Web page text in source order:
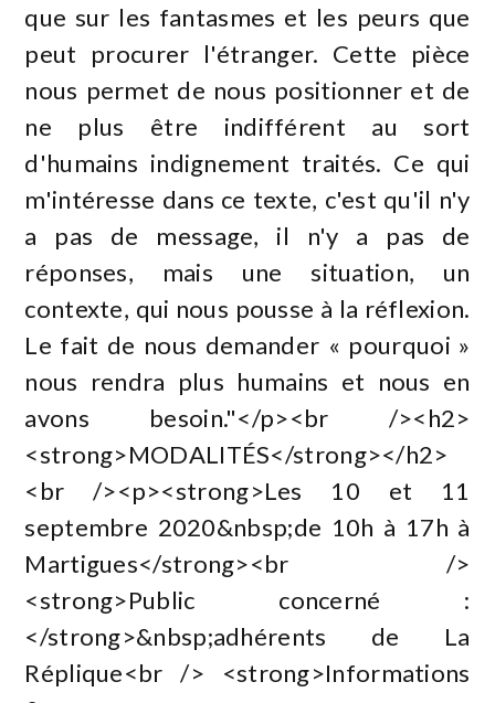
que sur les fantasmes et les peurs que
peut procurer l'étranger. Cette pièce
nous permet de nous positionner et de
ne plus être indifférent au sort
d'humains indignement traités. Ce qui
m'intéresse dans ce texte, c'est qu'il n'y
a pas de message, il n'y a pas de
réponses, mais une situation, un
contexte, qui nous pousse à la réflexion.
Le fait de nous demander « pourquoi »
nous rendra plus humains et nous en
avons besoin."</p><br /><h2>
<strong>MODALITÉS</strong></h2>
<br /><p><strong>Les 10 et 11
septembre 2020&nbsp;de 10h à 17h à
Martigues</strong><br />
<strong>Public concerné :
</strong>&nbsp;adhérents de La
Réplique<br /> <strong>Informations